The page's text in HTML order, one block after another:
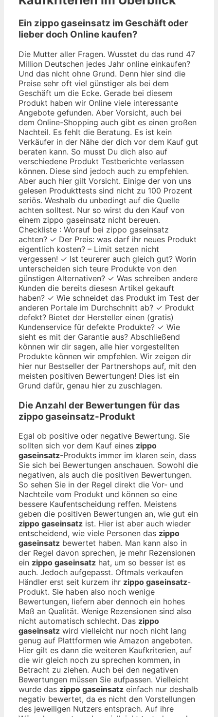
Ein zippo gaseinsatz im Geschäft oder
lieber doch Online kaufen?
Die Mutter aller Fragen. Wusstet du das rund 47
Million Deutschen jedes Jahr online einkaufen?
Und das nicht ohne Grund. Denn hier sind die
Preise sehr oft viel günstiger als bei dem
Geschäft um die Ecke. Gerade bei diesem
Produkt haben wir Online viele interessante
Angebote gefunden. Aber Vorsicht, auch bei
dem Online-Shopping auch gibt es einen großen
Nachteil. Es fehlt die Beratung. Es ist kein
Verkäufer in der Nähe der dich vor dem Kauf gut
beraten kann. So musst Du dich also auf
verschiedene Produkt Testberichte verlassen
können. Diese sind jedoch auch zu empfehlen.
Aber auch hier gilt Vorsicht. Einige der von uns
gelesen Produkttests sind nicht zu 100 Prozent
seriös. Weshalb du unbedingt auf die Quelle
achten solltest. Nur so wirst du den Kauf von
einem zippo gaseinsatz nicht bereuen.
Checkliste : Worauf bei zippo gaseinsatz
achten? ✓ Der Preis: was darf ihr neues Produkt
eigentlich kosten? – Limit setzen nicht
vergessen! ✓ Ist teurerer auch gleich gut? Worin
unterscheiden sich teure Produkte von den
günstigen Alternativen? ✓ Was schreiben andere
Kunden die bereits diesesn Artikel gekauft
haben? ✓ Wie schneidet das Produkt im Test der
anderen Portale im Durchschnitt ab? ✓ Produkt
defekt? Bietet der Hersteller einen (gratis)
Kundenservice für defekte Produkte? ✓ Wie
sieht es mit der Garantie aus? Abschließend
können wir dir sagen, alle hier vorgestellten
Produkte können wir empfehlen. Wir zeigen dir
hier nur Bestseller der Partnershops auf, mit den
meisten positiven Bewertungen! Dies ist ein
Grund dafür, genau hier zu zuschlagen.
Die Anzahl der Bewertungen für das
zippo gaseinsatz-Produkt
Egal ob positive oder negative Bewertung. Sie
sollten sich vor dem Kauf eines zippo
gaseinsatz-Produkts immer im klaren sein, dass
Sie sich bei Bewertungen anschauen. Sowohl die
negativen, als auch die positiven Bewertungen.
So sehen Sie in der Regel direkt die Vor- und
Nachteile vom Produkt und können so eine
bessere Kaufentscheidung reffen. Meistens
geben die positiven Bewertungen an, wie gut ein
zippo gaseinsatz ist. Hier ist aber auch wieder
entscheidend, wie viele Personen das zippo
gaseinsatz bewertet haben. Man kann also in
der Regel davon sprechen, je mehr Rezensionen
ein zippo gaseinsatz hat, um so besser ist es
auch. Jedoch aufgepasst. Oftmals verkaufen
Händler erst seit kurzem ihr zippo gaseinsatz-
Produkt. Sie haben also noch wenige
Bewertungen, liefern aber dennoch ein hohes
Maß an Qualität. Wenige Rezensionen sind also
nicht automatisch schlecht. Das zippo
gaseinsatz wird vielleicht nur noch nicht lang
genug auf Plattformen wie Amazon angeboten.
Hier gilt es dann die weiteren Kaufkriterien, auf
die wir gleich noch zu sprechen kommen, in
Betracht zu ziehen. Auch bei den negativen
Bewertungen müssen Sie aufpassen. Vielleicht
wurde das zippo gaseinsatz einfach nur deshalb
negativ bewertet, da es nicht den Vorstellungen
des jeweiligen Nutzers entsprach. Auf ihre